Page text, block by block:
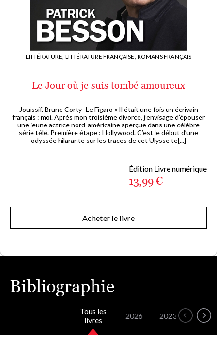
LITTÉRATURE, LITTÉRATURE FRANÇAISE, ROMANS FRANÇAIS
Le Jour où je suis tombé amoureux
Jouissif. Bruno Corty- Le Figaro « Il était une fois un écrivain
français : moi. Après mon troisième divorce, j’envisage d’épouser
une jeune actrice nord-américaine aperçue dans une célèbre
série télé. Première étape : Hollywood. C’est le début d’une
odyssée hilarante sur les traces de cet Ulysse te[...]
Édition Livre numérique
13,99 €
Acheter le livre
Bibliographie
Tous les
livres
2026 2023